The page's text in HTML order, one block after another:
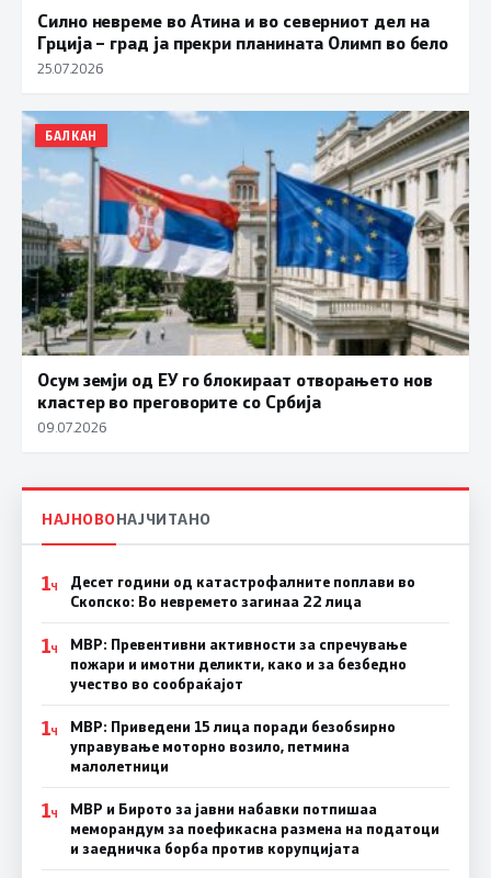
Силно невреме во Атина и во северниот дел на
Грција – град ја прекри планината Олимп во бело
25.07.2026
БАЛКАН
Осум земји од ЕУ го блокираат отворањето нов
кластер во преговорите со Србија
09.07.2026
НАЈНОВОНАЈЧИТАНО
1Ч
Десет години од катастрофалните поплави во
Скопско: Во невремето загинаа 22 лица
1Ч
МВР: Превентивни активности за спречување
пожари и имотни деликти, како и за безбедно
учество во сообраќајот
1Ч
МВР: Приведени 15 лица поради безобѕирно
управување моторно возило, петмина
малолетници
1Ч
МВР и Бирото за јавни набавки потпишаа
меморандум за поефикасна размена на податоци
и заедничка борба против корупцијата